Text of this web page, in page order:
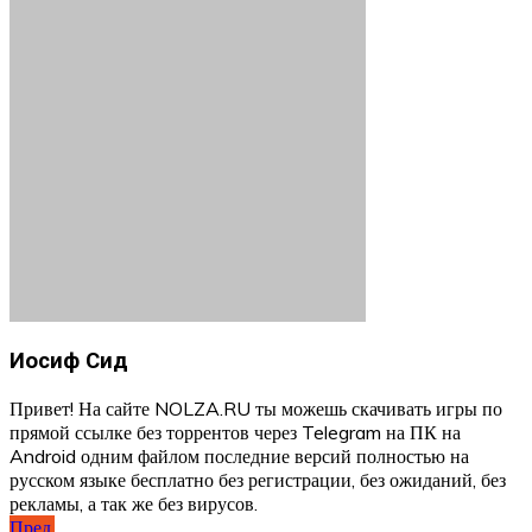
Иосиф Сид
Привет! На сайте NOLZA.RU ты можешь скачивать игры по
прямой ссылке без торрентов через Telegram на ПК на
Android одним файлом последние версий полностью на
русском языке бесплатно без регистрации, без ожиданий, без
рекламы, а так же без вирусов.
Пред.